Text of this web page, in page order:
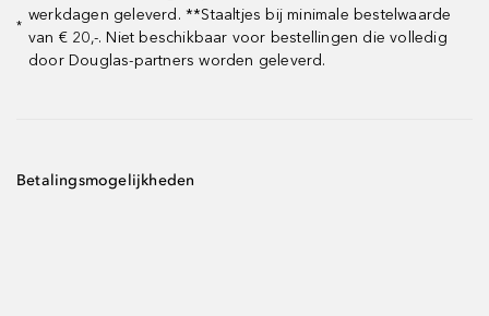
*
werkdagen geleverd. **Staaltjes bij minimale bestelwaarde
van € 20,-. Niet beschikbaar voor bestellingen die volledig
door Douglas-partners worden geleverd.
Betalingsmogelijkheden